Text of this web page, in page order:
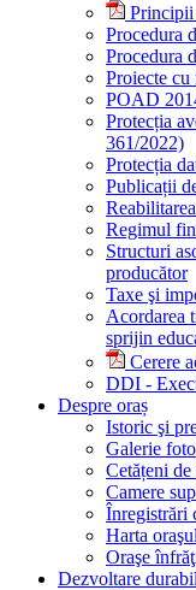
Principii
Procedura
Procedura
Proiecte cu
POAD
Protecția
361/2022)
Protecția
Publicații
Regimul
Structuri
producător
Taxe şi
Acordarea
sprijin
Cerere
DDI -
Despre oraș
Istoric şi
Galerie foto
Cetățeni de
Camere
Înregistrări
Harta
Oraşe
Dezvoltare